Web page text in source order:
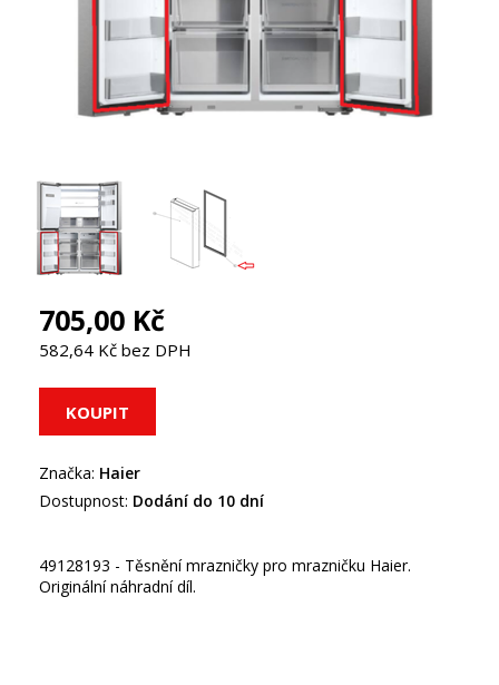
705,00 Kč
582,64 Kč bez DPH
Značka: Haier
Dostupnost: Dodání do 10 dní
49128193 - Těsnění mrazničky pro mrazničku Haier.
Originální náhradní díl.